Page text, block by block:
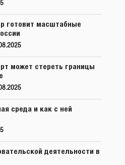
готовит масштабные
может стереть границы
среда и как с ней
деятельности в